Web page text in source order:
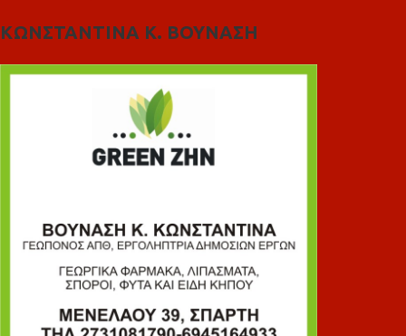
ΚΩΝΣΤΑΝΤΙΝΑ Κ. ΒΟΥΝΑΣΗ